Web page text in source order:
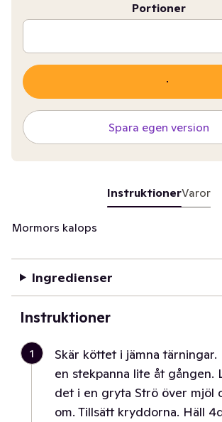
Portioner
Spara egen version
InstruktionerVaror
Mormors kalops
Ingredienser
Instruktioner
1
Skär köttet i jämna
en stekpanna lite åt gången.
det i en gryta Strö över mjöl
om. Tillsätt kryddorna. Häll